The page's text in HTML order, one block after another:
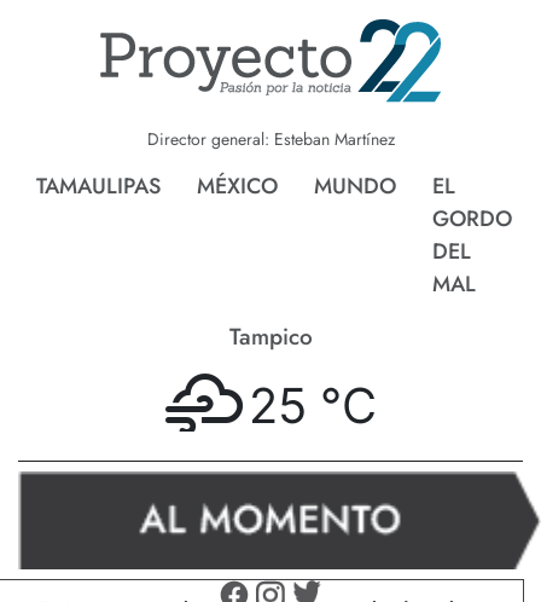
Director general: Esteban Martínez
TAMAULIPAS MÉXICO MUNDO
EL
GORDO
DEL
MAL
Tampico
25 °C